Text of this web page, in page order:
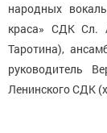
народных
краса» СДК Сл.
Таротина),
руководитель
Ленинского СДК